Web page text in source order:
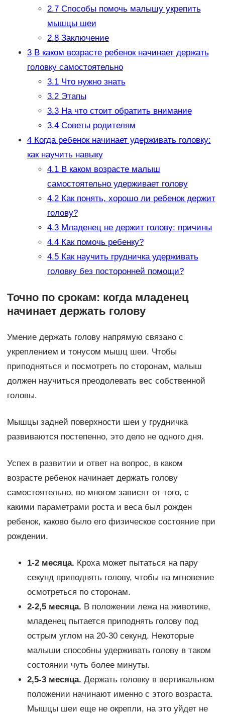
2.7Способы помочь малышу укрепить
мышцы шеи
2.8Заключение
3В каком возрасте ребенок начинает держать
головку самостоятельно
3.1Что нужно знать
3.2Этапы
3.3На что стоит обратить внимание
3.4Советы родителям
4Когда ребенок начинает удерживать головку:
как научить навыку
4.1В каком возрасте малыш
самостоятельно удерживает голову
4.2Как понять, хорошо ли ребенок держит
голову?
4.3Младенец не держит голову: причины
4.4Как помочь ребенку?
4.5Как научить грудничка удерживать
головку без посторонней помощи?
Точно по срокам: когда младенец
начинает держать голову
Умение держать голову напрямую связано с
укреплением и тонусом мышц шеи. Чтобы
приподняться и посмотреть по сторонам, малыш
должен научиться преодолевать вес собственной
головы.
Мышцы задней поверхности шеи у грудничка
развиваются постепенно, это дело не одного дня.
Успех в развитии и ответ на вопрос, в каком
возрасте ребенок начинает держать голову
самостоятельно, во многом зависят от того, с
какими параметрами роста и веса был рожден
ребенок, каково было его физическое состояние при
рождении.
1-2 месяца. Кроха может пытаться на пару
секунд приподнять голову, чтобы на мгновение
осмотреться по сторонам.
2-2,5 месяца. В положении лежа на животике,
младенец пытается приподнять голову под
острым углом на 20-30 секунд. Некоторые
малыши способны удерживать голову в таком
состоянии чуть более минуты.
2,5-3 месяца. Держать головку в вертикальном
положении начинают именно с этого возраста.
Мышцы шеи еще не окрепли, на это уйдет не